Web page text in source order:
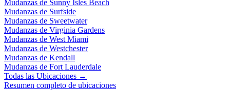
Mudanzas de Sunny Isles Beach
Mudanzas de Surfside
Mudanzas de Sweetwater
Mudanzas de Virginia Gardens
Mudanzas de West Miami
Mudanzas de Westchester
Mudanzas de Kendall
Mudanzas de Fort Lauderdale
Todas las Ubicaciones →
Resumen completo de ubicaciones